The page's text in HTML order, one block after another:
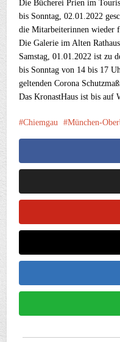
Die Bücherei Prien im
bis Sonntag, 02.01.2022
die Mitarbeiterinnen wieder
Die Galerie im Alten
Samstag, 01.01.2022 ist zu
bis Sonntag von 14 bis 17
geltenden Corona
Das KronastHaus ist bis auf
Chiemgau München-